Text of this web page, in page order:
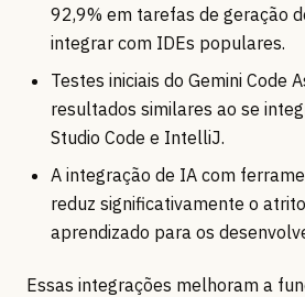
92,9% em tarefas de geração
integrar com IDEs populares.
Testes iniciais do Gemini Code
resultados similares ao se
Studio Code e IntelliJ.
A integração de IA com
reduz significativamente o
aprendizado para os
Essas integrações melhoram a